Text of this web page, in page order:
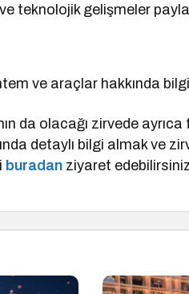
teknolojik gelişmeler
ve araçlar hakkında
da olacağı zirvede
detaylı bilgi almak ve
buradan ziyaret